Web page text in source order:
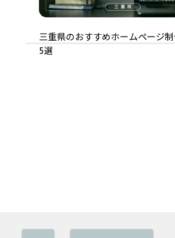
三重県のおすすめホームページ
5選